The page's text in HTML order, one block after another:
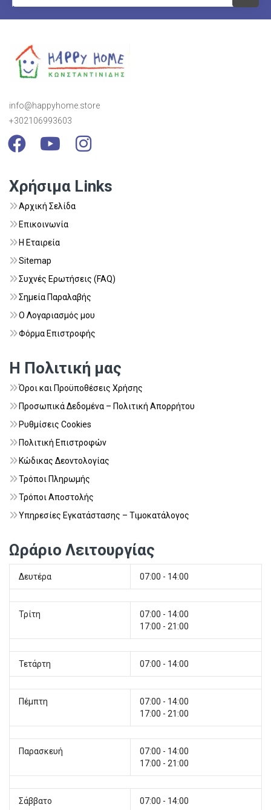
info@happyhome.store
+302106993603
Visit Link
Visit LinkVisit Link
Χρήσιμα Links
Αρχική Σελίδα
Επικοινωνία
Η Εταιρεία
Sitemap
Συχνές Ερωτήσεις (FAQ)
Σημεία Παραλαβής
Ο Λογαριασμός μου
Φόρμα Επιστροφής
Η Πολιτική μας
Όροι και Προϋποθέσεις Χρήσης
Προσωπικά Δεδομένα – Πολιτική Απορρήτου
Ρυθμίσεις Cookies
Πολιτική Επιστροφών
Κώδικας Δεοντολογίας
Τρόποι Πληρωμής
Τρόποι Αποστολής
Υπηρεσίες Εγκατάστασης – Τιμοκατάλογος
Ωράριο Λειτουργίας
Δευτέρα 07:00 - 14:00
Τρίτη
07:00 - 14:00
17:00 - 21:00
Τετάρτη 07:00 - 14:00
Πέμπτη
07:00 - 14:00
17:00 - 21:00
Παρασκευή
07:00 - 14:00
17:00 - 21:00
Σάββατο 07:00 - 14:00